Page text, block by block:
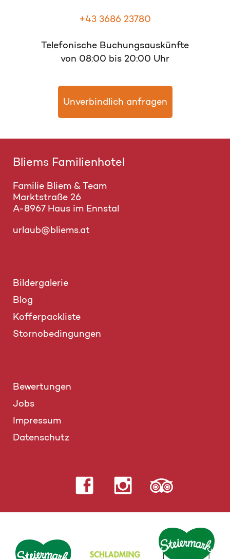
+43 3686 23780
Telefonische Buchungsauskünfte
von 08:00 bis 20:00 Uhr
Unverbindlich anfragen
Bliems Familienhotel
Familie Bliem & Team
Marktstraße 26
A-8967 Haus im Ennstal
urlaub@bliems.at
Bildergalerie
Blog
Kofferpackliste
Stornobedingungen
Bewertungen
Jobs
Impressum
Datenschutz